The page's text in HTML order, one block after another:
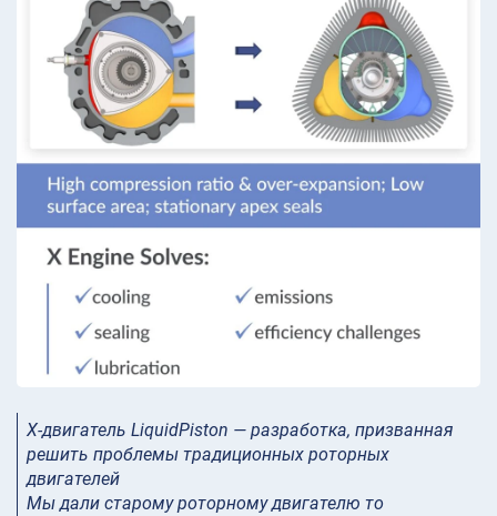
X-двигатель LiquidPiston — разработка, призванная
решить проблемы традиционных роторных
двигателей
Мы дали старому роторному двигателю то